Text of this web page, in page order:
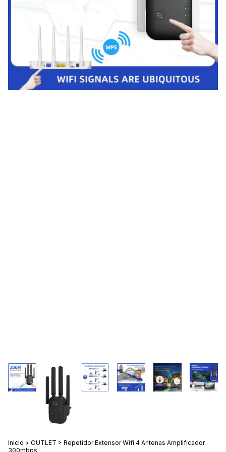
Inicio > OUTLET > Repetidor Extensor Wifi 4 Antenas Amplificador
300mbps